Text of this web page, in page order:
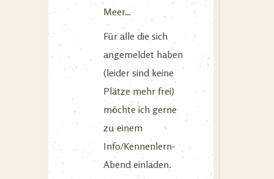
Meer…
Für alle die sich
angemeldet haben
(leider sind keine
Plätze mehr frei)
möchte ich gerne
zu einem
Info/Kennenlern-
Abend einladen.